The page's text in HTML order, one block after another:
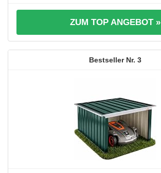
ZUM TOP ANGEBOT »
3